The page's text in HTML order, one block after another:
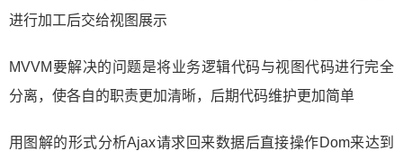
进行加工后交给视图展示
MVVM要解决的问题是将业务逻辑代码与视图代码进行完全
分离，使各自的职责更加清晰，后期代码维护更加简单
用图解的形式分析Ajax请求回来数据后直接操作Dom来达到